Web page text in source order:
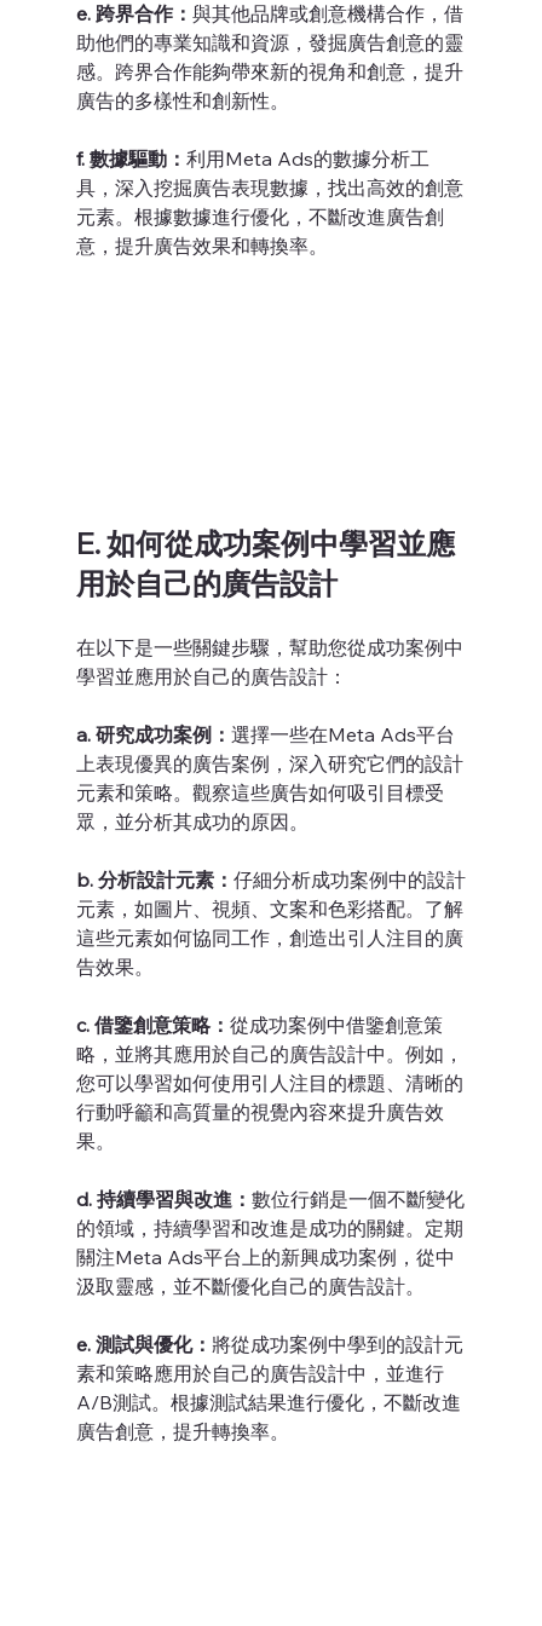
e. 跨界合作： 與其他品牌或創意機構合作，借
助他們的專業知識和資源，發掘廣告創意的靈
感。跨界合作能夠帶來新的視角和創意，提升
廣告的多樣性和創新性。
f. 數據驅動： 利用Meta Ads的數據分析工
具，深入挖掘廣告表現數據，找出高效的創意
元素。根據數據進行優化，不斷改進廣告創
意，提升廣告效果和轉換率。
E. 如何從成功案例中學習並應
用於自己的廣告設計
在以下是一些關鍵步驟，幫助您從成功案例中
學習並應用於自己的廣告設計：
a. 研究成功案例： 選擇一些在Meta Ads平台
上表現優異的廣告案例，深入研究它們的設計
元素和策略。觀察這些廣告如何吸引目標受
眾，並分析其成功的原因。
b. 分析設計元素： 仔細分析成功案例中的設計
元素，如圖片、視頻、文案和色彩搭配。了解
這些元素如何協同工作，創造出引人注目的廣
告效果。
c. 借鑒創意策略： 從成功案例中借鑒創意策
略，並將其應用於自己的廣告設計中。例如，
您可以學習如何使用引人注目的標題、清晰的
行動呼籲和高質量的視覺內容來提升廣告效
果。
d. 持續學習與改進： 數位行銷是一個不斷變化
的領域，持續學習和改進是成功的關鍵。定期
關注Meta Ads平台上的新興成功案例，從中
汲取靈感，並不斷優化自己的廣告設計。
e. 測試與優化： 將從成功案例中學到的設計元
素和策略應用於自己的廣告設計中，並進行
A/B測試。根據測試結果進行優化，不斷改進
廣告創意，提升轉換率。